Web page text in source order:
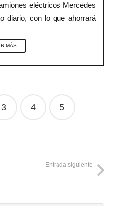
eléctricos Mercedes
diario, con lo que ahorrará
MÁS
3 4 5
Entrada siguiente